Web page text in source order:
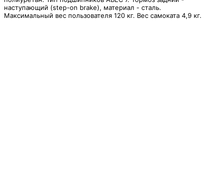
наступающий (step-on brake), материал - сталь.
Максимальный вес пользователя 120 кг. Вес самоката 4,9 кг.